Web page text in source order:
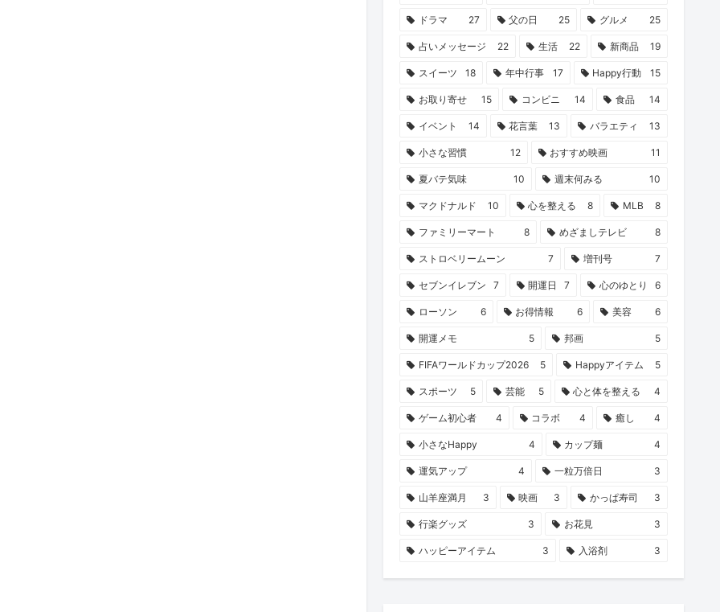
ドラマ 27 父の日 25 グルメ 25
占いメッセージ 22 生活 22 新商品 19
スイーツ 18 年中行事 17 Happy行動 15
お取り寄せ 15 コンビニ 14 食品 14
イベント 14 花言葉 13 バラエティ 13
小さな習慣 12 おすすめ映画 11
夏バテ気味 10 週末何みる 10
マクドナルド 10 心を整える 8 MLB 8
ファミリーマート 8 めざましテレビ 8
ストロベリームーン 7 増刊号 7
セブンイレブン 7 開運日 7 心のゆとり 6
ローソン 6 お得情報 6 美容 6
開運メモ 5 邦画 5
FIFAワールドカップ2026 5 Happyアイテム 5
スポーツ 5 芸能 5 心と体を整える 4
ゲーム初心者 4 コラボ 4 癒し 4
小さなHappy 4 カップ麺 4
運気アップ 4 一粒万倍日 3
山羊座満月 3 映画 3 かっぱ寿司 3
行楽グッズ 3 お花見 3
ハッピーアイテム 3 入浴剤 3